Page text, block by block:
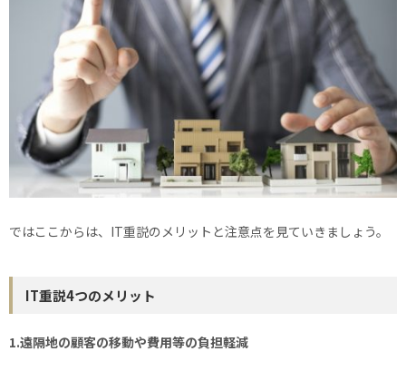
ではここからは、IT重説のメリットと注意点を見ていきましょう。
IT重説4つのメリット
1.遠隔地の顧客の移動や費用等の負担軽減